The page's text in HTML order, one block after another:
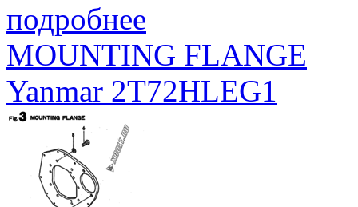
подробнее
MOUNTING FLANGE
Yanmar 2T72HLEG1